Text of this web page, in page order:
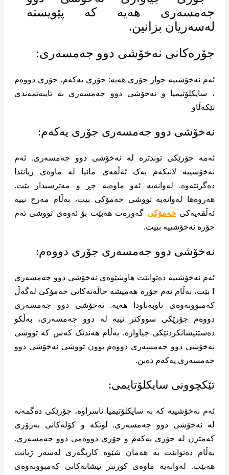
جۆرەکانی نەخۆشی دوو جەمسەری:
ئەم نەخۆشییە چوار جۆری هەیە: جۆری یەکەم، جۆری دووەم
، سایکلۆتیمیا و نەخۆشی دوو جەمسەری بە تایبەتمەندی
تێکەڵاو
نەخۆشی دوو جەمسەری جۆری یەکەم:
ئەمە جۆرێکی توندترە لە نەخۆشی دوو جەمسەری. ئەم
نەخۆشییە لانیکەم یەک ئەڵقەی مانیا لە ماوەی ژیانتدا
دەگرێتەوە. لەوانەیە ئەو ماوەیە چڕ و مەترسیدار بێت.
هەروەها لەوانەیە تووشی خەمۆکی بیت، بەڵام مەرج نییە
ئەڵقەیەکیخەمۆکی گەورەت هەبێت بۆ ئەوەی تووشی ئەم
جۆرە نەخۆشییە ببیت.
نەخۆشی دوو جەمسەری جۆری دووەم:
ئەم نەخۆشییە دەتوانێت هاوشێوەی نەخۆشی دوو جەمسەری
I بێت، بەڵام ئەم جۆرە هەمیشە حاڵەتەکانی خەمۆکی لەگەڵ
کەمبوونەوەی ناوبەناودا هەیە. نەخۆشی دوو جەمسەری
دووەم جۆرێکی سووکتر نییە لە دوو جەمسەری، بەڵکو
دەستنیشانکردنێکی جیاوازە. بەڵام هەندێک کەس کە تووشی
نەخۆشی دوو جەمسەری دووەم بوون تووشی نەخۆشی دوو
جەمسەری یەکەم دەبن.
تێکچوونی سایکلۆتایمی:
ئەم نەخۆشییە کە بە سایکلۆتیمیا ناسراوە، جۆرێکی دەگمەنە
لە نەخۆشی دوو جەمسەری. لوتکە و کۆلەکانی بەزۆری
کەمترن لە جۆری یەکەم و جۆری دووەمی دوو جەمسەری.
بەڵام دەتوانێت بە هەمان شێوە کاریگەری لەسەر ژیانت
هەبێت. لەوانەیە ماوەی کورتتر نیشانەکانی کەمبوونەوەی